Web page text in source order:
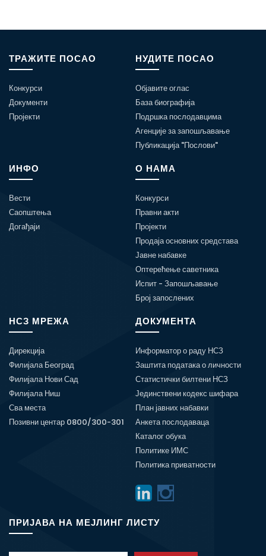
ТРАЖИТЕ ПОСАО
Конкурси
Документи
Пројекти
НУДИТЕ ПОСАО
Објавите оглас
База биографија
Подршка послодавцима
Агенције за запошљавање
Публикација "Послови"
ИНФО
Вести
Саопштења
Догађаји
О НАМА
Конкурси
Правни акти
Пројекти
Продаја основних средстава
Јавне набавке
Оптерећење саветника
Испит - Запошљавање
Број запослених
НСЗ МРЕЖА
Дирекција
Филијала Београд
Филијала Нови Сад
Филијала Ниш
Сва места
Позивни центар 0800/300-301
ДОКУМЕНТА
Информатор о раду НСЗ
Заштита података о личности
Статистички билтени НСЗ
Јединствени кодекс шифара
План јавних набавки
Анкета послодаваца
Каталог обука
Политике ИМС
Политика приватности
ПРИЈАВА НА МЕЈЛИНГ ЛИСТУ